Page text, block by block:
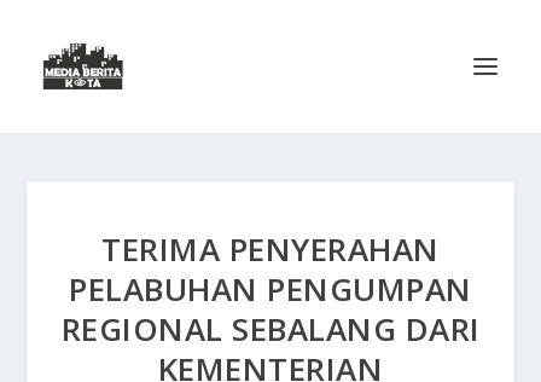
TERIMA PENYERAHAN
PELABUHAN PENGUMPAN
REGIONAL SEBALANG DARI
KEMENTERIAN